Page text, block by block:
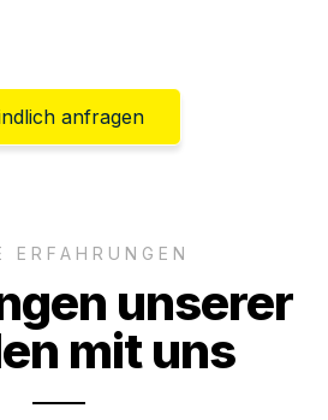
anfragen
ERFAHRUNGEN
unserer
mit uns